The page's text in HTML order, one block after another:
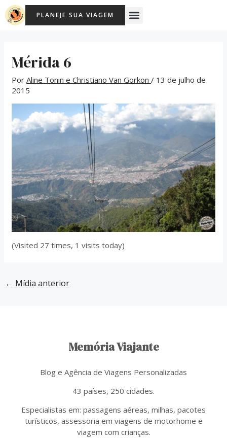
para
PLANEJE SUA VIAGEM Menu
Mérida 6
PorAline Tonin e Christiano Van Gorkon/ 13 de julho de
2015
(Visited 27 times, 1 visits today)
Post
navigation
← Mídia anterior
Memória Viajante
Blog e Agência de Viagens Personalizadas
43 países, 250 cidades.
Especialistas em: passagens aéreas, milhas, pacotes
turísticos, assessoria em viagens de motorhome e
viagem com crianças.